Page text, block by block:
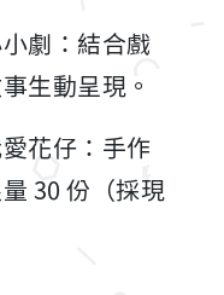
劇：結合戲
生動呈現。
花仔：手作
30 份（採現